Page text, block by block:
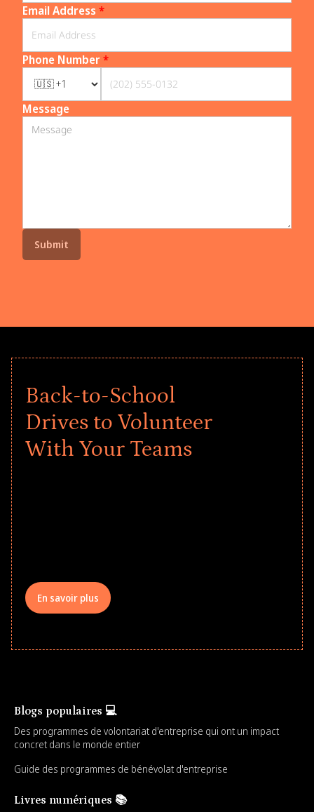
Email Address *
Phone Number*
Message
Back-to-School
Drives to Volunteer
With Your Teams
En savoir plus
Blogs populaires 💻
Des programmes de volontariat d'entreprise qui ont un impact
concret dans le monde entier
Guide des programmes de bénévolat d'entreprise
Livres numériques 📚